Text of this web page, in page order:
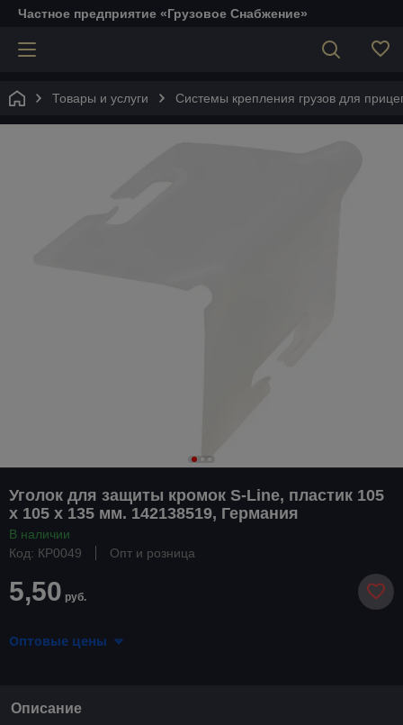
Частное предприятие «Грузовое Снабжение»
Товары и услуги Системы крепления грузов для
Уголок для защиты кромок S-Line, пластик 105
х 105 х 135 мм. 142138519, Германия
В наличии
Код: КР0049
Опт и розница
5,50 руб.
Оптовые цены
Описание